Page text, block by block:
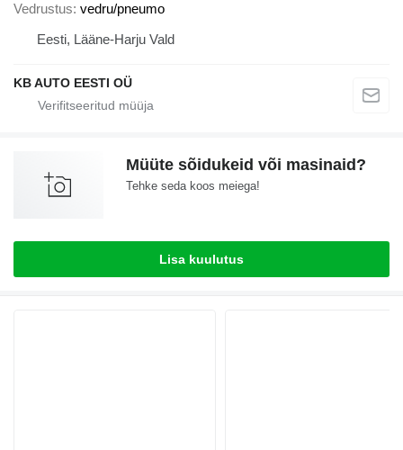
Vedrustus vedru/pneumo
Eesti, Lääne-Harju Vald
KB AUTO EESTI OÜ
Müüte sõidukeid või masinaid?
Tehke seda koos meiega!
Lisa kuulutus